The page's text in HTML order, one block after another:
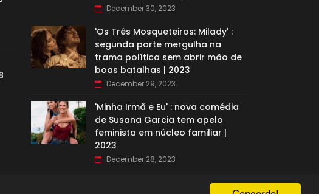
December 30, 2023
'Os Três Mosqueteiros: Milady' :
segunda parte mergulha na
trama política sem abrir mão de
boas batalhas | 2023
December 29, 2023
'Minha Irmã e Eu' : nova comédia
de Susana Garcia tem apelo
feminista em núcleo familiar |
2023
December 28, 2023